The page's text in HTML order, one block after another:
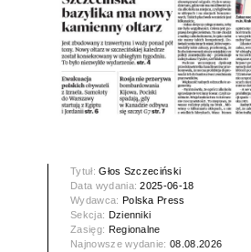
Tytuł:Głos Szczeciński
Data wydania:2025-06-18
Wydawca: Polska Press
Sekcja: Dzienniki
Zasięg: Regionalne
Najnowsze wydanie:08.08.2026